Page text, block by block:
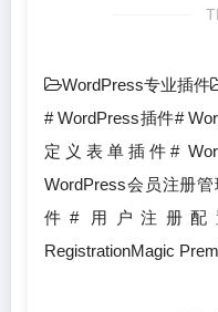
WordPress专业插件
# WordPress插件#
定义表单插件#
WordPress会员注册
件# 用户注册配置
RegistrationMagic